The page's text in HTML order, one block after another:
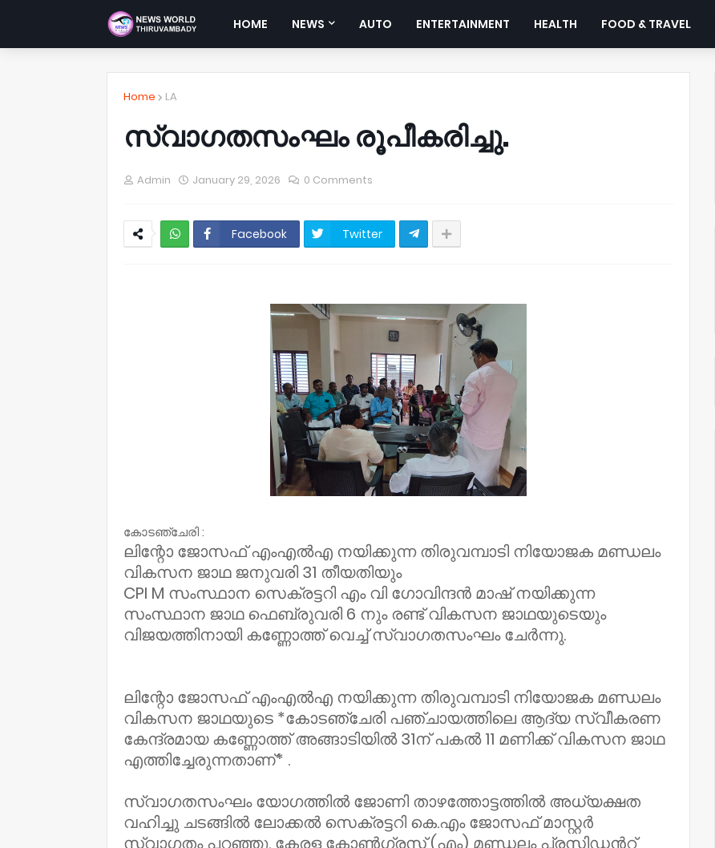
HOME NEWS AUTO ENTERTAINMENT HEALTH FOOD & TRAVEL
Home LA
സ്വാഗതസംഘം രൂപീകരിച്ചു.
Admin January 29, 2026 0 Comments
Facebook Twitter
കോടഞ്ചേരി :
ലിന്റോ ജോസഫ് എംഎൽഎ നയിക്കുന്ന തിരുവമ്പാടി നിയോജക മണ്ഡലം
വികസന ജാഥ ജനുവരി 31 തീയതിയും
CPI M സംസ്ഥാന സെക്രട്ടറി എം വി ഗോവിന്ദൻ മാഷ് നയിക്കുന്ന
സംസ്ഥാന ജാഥ ഫെബ്രുവരി 6 നും രണ്ട് വികസന ജാഥയുടെയും
വിജയത്തിനായി കണ്ണോത്ത് വെച്ച് സ്വാഗതസംഘം ചേർന്നു.
ലിന്റോ ജോസഫ് എംഎൽഎ നയിക്കുന്ന തിരുവമ്പാടി നിയോജക മണ്ഡലം
വികസന ജാഥയുടെ *കോടഞ്ചേരി പഞ്ചായത്തിലെ ആദ്യ സ്വീകരണ
കേന്ദ്രമായ കണ്ണോത്ത് അങ്ങാടിയിൽ 31ന് പകൽ 11 മണിക്ക് വികസന ജാഥ
എത്തിച്ചേരുന്നതാണ്* .
സ്വാഗതസംഘം യോഗത്തിൽ ജോണി താഴത്തോട്ടത്തിൽ അധ്യക്ഷത
വഹിച്ചു ചടങ്ങിൽ ലോക്കൽ സെക്രട്ടറി കെ.എം ജോസഫ് മാസ്റ്റർ
സ്വാഗതം പറഞ്ഞു. കേരള കോൺഗ്രസ് (എം) മണ്ഡലം പ്രസിഡൻറ്